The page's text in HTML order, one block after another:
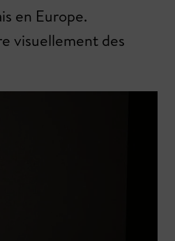
en Europe.
visuellement des